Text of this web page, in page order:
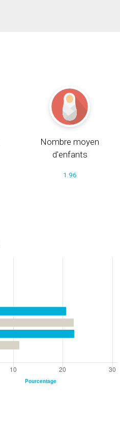
Nombre moyen
d'enfants
1.96